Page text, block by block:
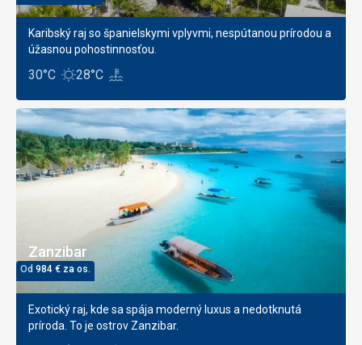
Karibský raj so španielskymi vplyvmi, nespútanou prírodou a
úžasnou pohostinnosťou.
30°C 28°C
Zanzibar
Od 984 € za os.
Exotický raj, kde sa spája moderný luxus a nedotknutá
príroda. To je ostrov Zanzibar.